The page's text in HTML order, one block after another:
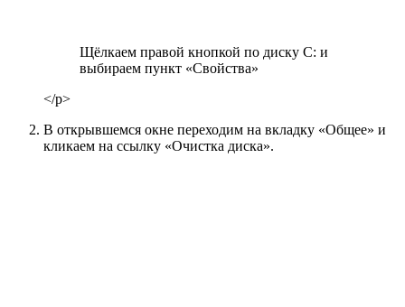
Щёлкаем правой кнопкой по диску С: и
выбираем пункт «Свойства»
</p>
В открывшемся окне переходим на вкладку «Общее» и
кликаем на ссылку «Очистка диска».